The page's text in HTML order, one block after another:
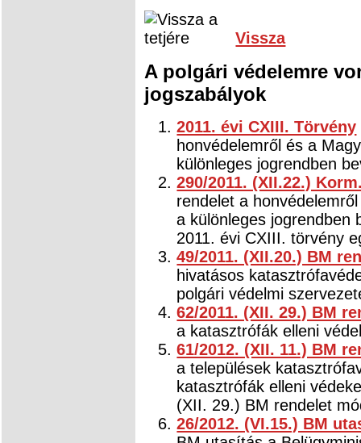
Vissza
A polgári védelemre
jogszabályok
2011. évi CXIII. Törvény
honvédelemről és a
különleges jogrendben
290/2011. (XII.22.)
rendelet a
a különleges jogrendben
2011. évi CXIII. törvény
49/2011. (XII.20.) BM
hivatásos
polgári védelmi
62/2011. (XII. 29.) BM
a katasztrófák elleni
61/2012. (XII. 11.) BM
a települések
katasztrófák elleni
(XII. 29.) BM rendelet
26/2012. (VI.15.) BM